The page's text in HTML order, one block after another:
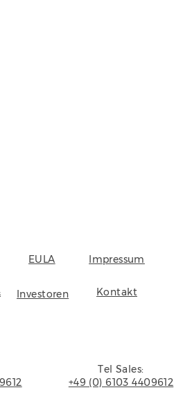
EULA Impressum
Investoren Kontakt
Tel Sales:
+49 (0) 6103 4409612